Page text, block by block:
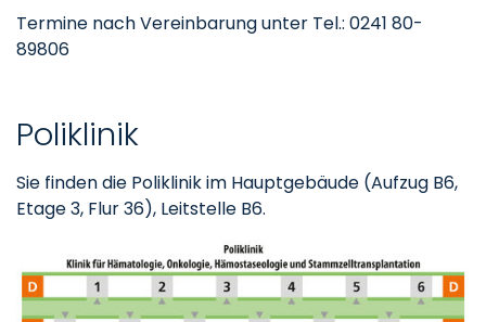
Termine nach Vereinbarung unter Tel.: 0241 80-
89806
Poliklinik
Sie finden die Poliklinik im Hauptgebäude (Aufzug B6,
Etage 3, Flur 36), Leitstelle B6.